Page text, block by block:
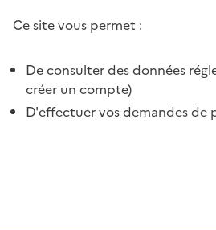
Ce site vous permet :
De consulter des données
créer un compte)
D'effectuer vos demandes de